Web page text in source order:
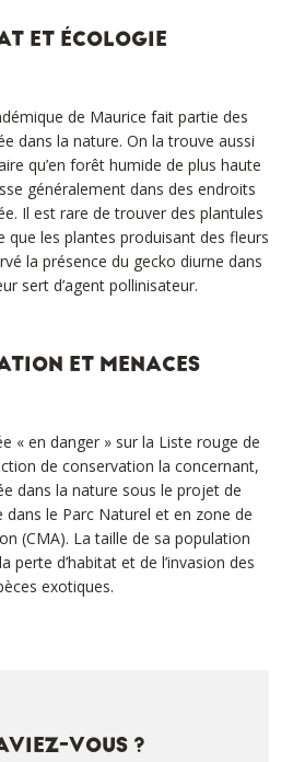
ET ÉCOLOGIE
de Maurice fait partie des
dans la nature. On la trouve aussi
qu’en forêt humide de plus haute
généralement dans des endroits
Il est rare de trouver des plantules
que les plantes produisant des fleurs
la présence du gecko diurne dans
sert d’agent pollinisateur.
ET MENACES
« en danger » sur la Liste rouge de
de conservation la concernant,
dans la nature sous le projet de
le Parc Naturel et en zone de
(CMA). La taille de sa population
perte d’habitat et de l’invasion des
exotiques.
VOUS ?